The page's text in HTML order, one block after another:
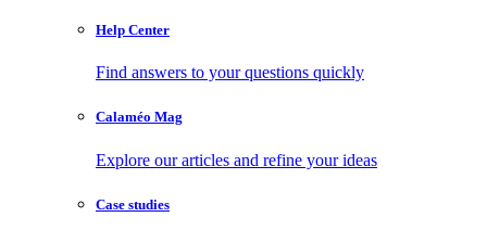
Help Center
Find answers to your questions quickly
Calaméo Mag
Explore our articles and refine your ideas
Case studies